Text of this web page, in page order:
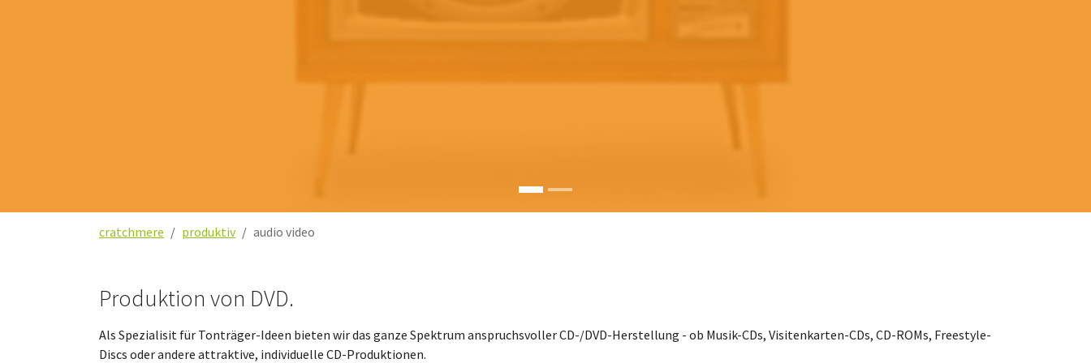
cratchmere produktiv audio video
Produktion von DVD.
Als Spezialisit für Tonträger-Ideen bieten wir das ganze Spektrum anspruchsvoller CD-/DVD-Herstellung - ob Musik-CDs, Visitenkarten-CDs, CD-ROMs, Freestyle-
Discs oder andere attraktive, individuelle CD-Produktionen.